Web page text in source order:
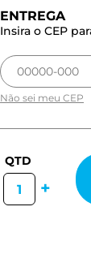
Insira o CEP
Não sei meu CEP
+